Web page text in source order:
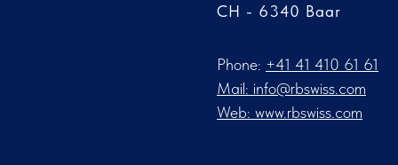
CH - 6340 Baar
Phone: ‪+41 41 410 61 61‬
Mail: info@rbswiss.com
Web: www.rbswiss.com